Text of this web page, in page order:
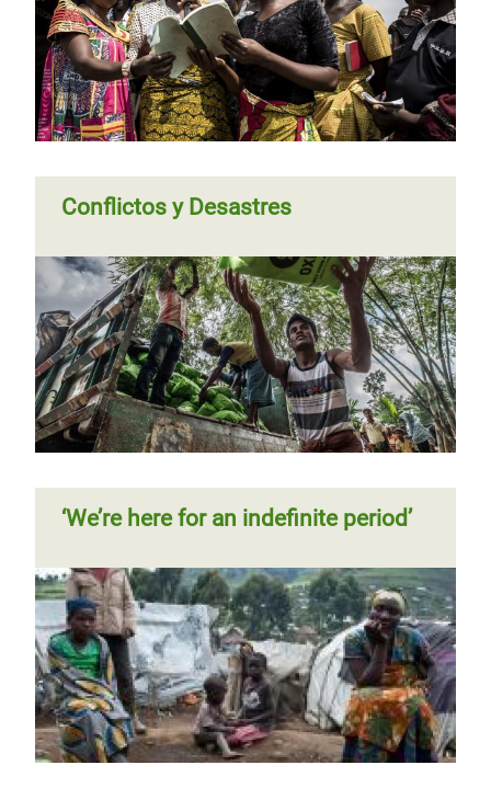
Conflictos y Desastres
‘We’re here for an indefinite period’